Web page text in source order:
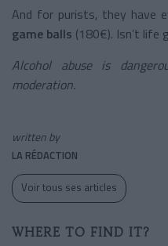
And for purists, they have
game balls (180€). Isn’t life
Alcohol abuse is
moderation.
written by
LA RÉDACTION
Voir tous ses articles
WHERE TO FIND IT?